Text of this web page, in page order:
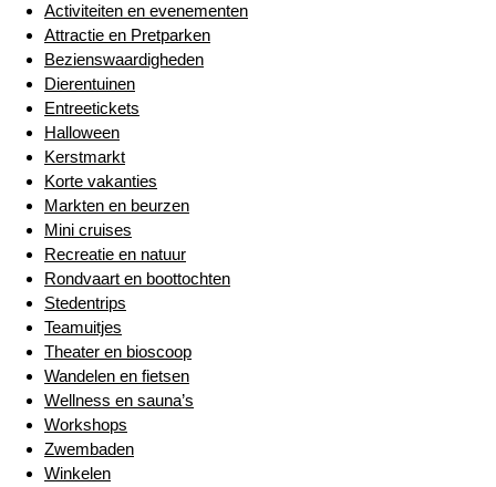
Activiteiten en evenementen
Attractie en Pretparken
Bezienswaardigheden
Dierentuinen
Entreetickets
Halloween
Kerstmarkt
Korte vakanties
Markten en beurzen
Mini cruises
Recreatie en natuur
Rondvaart en boottochten
Stedentrips
Teamuitjes
Theater en bioscoop
Wandelen en fietsen
Wellness en sauna’s
Workshops
Zwembaden
Winkelen